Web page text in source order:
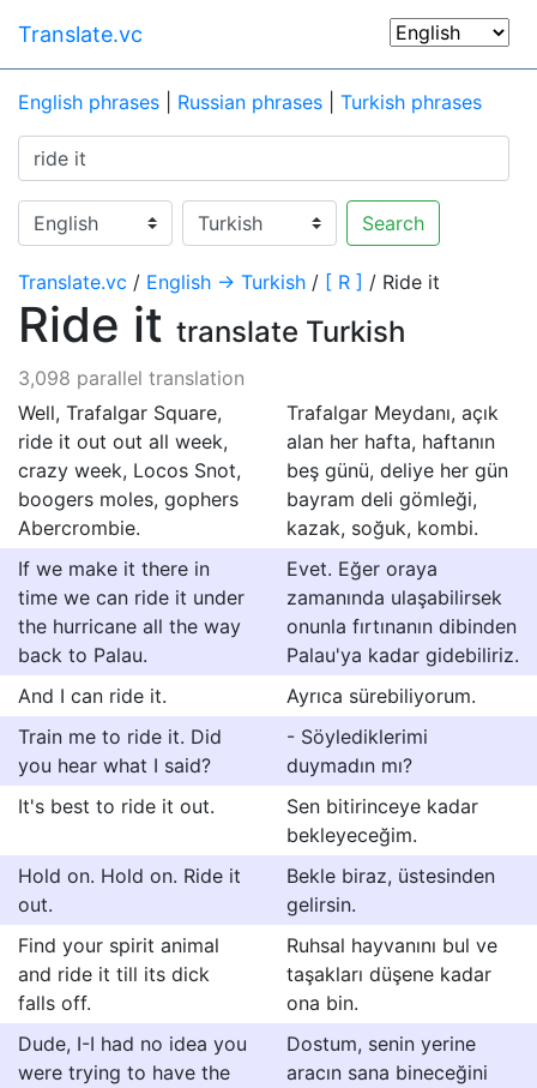
Translate.vc
English phrases Russian phrases Turkish phrases
Search
Translate.vc / English → Turkish / [ R ] / Ride it
Ride it translate Turkish
3,098 parallel translation
Well, Trafalgar Square,
ride it out out all week,
crazy week, Locos Snot,
boogers moles, gophers
Abercrombie.
Trafalgar Meydanı, açık
alan her hafta, haftanın
beş günü, deliye her gün
bayram deli gömleği,
kazak, soğuk, kombi.
If we make it there in
time we can ride it under
the hurricane all the way
back to Palau.
Evet. Eğer oraya
zamanında ulaşabilirsek
onunla fırtınanın dibinden
Palau'ya kadar gidebiliriz.
And I can ride it.
Ayrıca sürebiliyorum.
Train me to ride it. Did
you hear what I said?
- Söylediklerimi
duymadın mı?
It's best to ride it out.
Sen bitirinceye kadar
bekleyeceğim.
Hold on. Hold on. Ride it
out.
Bekle biraz, üstesinden
gelirsin.
Find your spirit animal
and ride it till its dick
falls off.
Ruhsal hayvanını bul ve
taşakları düşene kadar
ona bin.
Dude, I-I had no idea you
were trying to have the
Dostum, senin yerine
aracın sana bineceğini